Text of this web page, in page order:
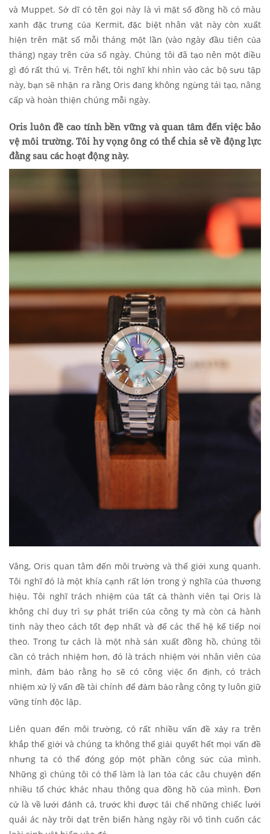
và Muppet. Sở dĩ có tên gọi này là vì mặt số đồng hồ có màu
xanh đặc trưng của Kermit, đặc biệt nhân vật này còn xuất
hiện trên mặt số mỗi tháng một lần (vào ngày đầu tiên của
tháng) ngay trên cửa sổ ngày. Chúng tôi đã tạo nên một điều
gì đó rất thú vị. Trên hết, tôi nghĩ khi nhìn vào các bộ sưu tập
này, bạn sẽ nhận ra rằng Oris đang không ngừng tái tạo, nâng
cấp và hoàn thiện chúng mỗi ngày.
Oris luôn đề cao tính bền vững và quan tâm đến việc bảo
vệ môi trường. Tôi hy vọng ông có thể chia sẻ về động lực
đằng sau các hoạt động này.
Vâng, Oris quan tâm đến môi trường và thế giới xung quanh.
Tôi nghĩ đó là một khía cạnh rất lớn trong ý nghĩa của thương
hiệu. Tôi nghĩ trách nhiệm của tất cả thành viên tại Oris là
không chỉ duy trì sự phát triển của công ty mà còn cả hành
tinh này theo cách tốt đẹp nhất và để các thế hệ kế tiếp noi
theo. Trong tư cách là một nhà sản xuất đồng hồ, chúng tôi
cần có trách nhiệm hơn, đó là trách nhiệm với nhân viên của
mình, đảm bảo rằng họ sẽ có công việc ổn định, có trách
nhiệm xử lý vấn đề tài chính để đảm bảo rằng công ty luôn giữ
vững tính độc lập.
Liên quan đến môi trường, có rất nhiều vấn đề xảy ra trên
khắp thế giới và chúng ta không thể giải quyết hết mọi vấn đề
nhưng ta có thể đóng góp một phần công sức của mình.
Những gì chúng tôi có thể làm là lan tỏa các câu chuyện đến
nhiều tổ chức khác nhau thông qua đồng hồ của mình. Đơn
cử là về lưới đánh cá, trước khi được tái chế những chiếc lưới
quái ác này trôi dạt trên biển hàng ngày rồi vô tình cuốn các